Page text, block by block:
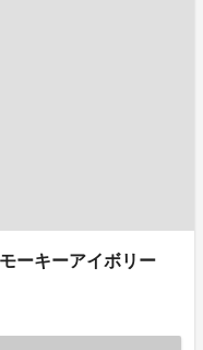
ーキーアイボリー